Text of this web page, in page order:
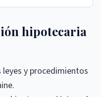
hipotecaria
y procedimientos